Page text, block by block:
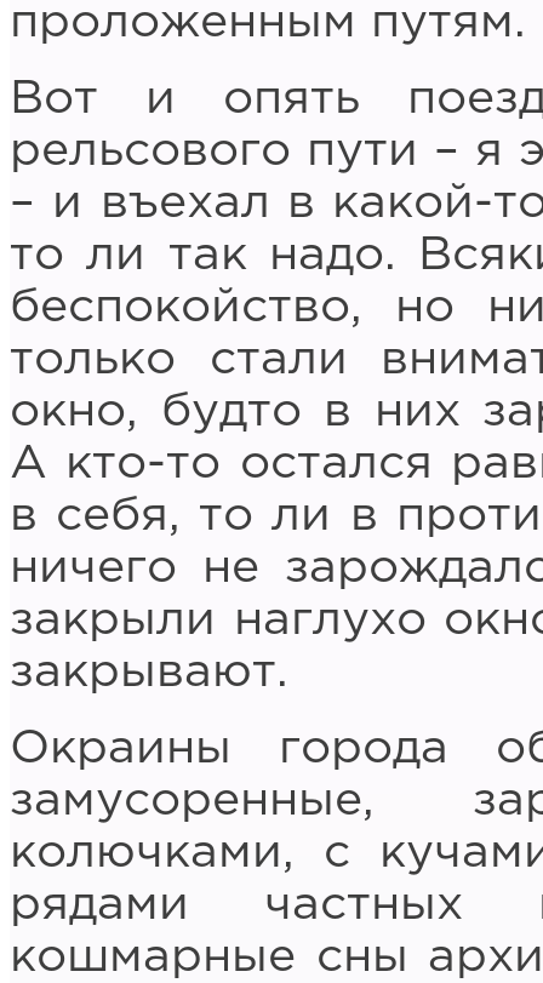
проложенным путям.
Вот и опять
рельсового пути – я
– и въехал в какой-
то ли так надо.
беспокойство, но
только стали
окно, будто в них
А кто-то остался
в себя, то ли в
ничего не
закрыли наглухо
закрывают.
Окраины города
замусоренные,
колючками, с
рядами частных
кошмарные сны